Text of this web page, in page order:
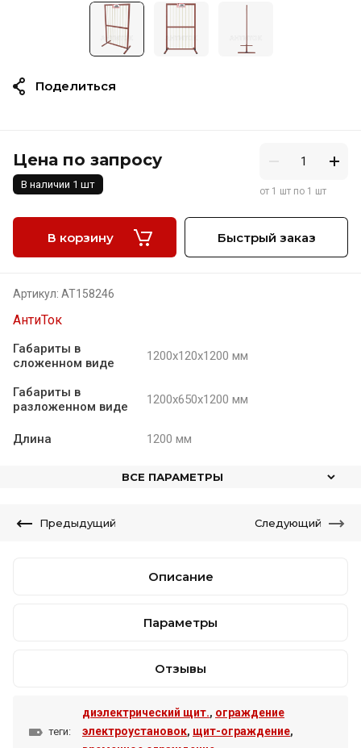
Цена по запросу
Щит вертикальный диэлектрический (с прутьями)
600х600х600
АнтиТок
от 1 шт по 1 шт
Цена по запросу
Щит вертикальный диэлектрический 600х800х600
Цена по запросу
Цена по запросу
В наличии 1 шт
от 1 шт по 1 шт
В корзину Быстрый заказ
Артикул: АТ158246
АнтиТок
Габариты в
сложенном виде
1200х120х1200 мм
Габариты в
разложенном виде
1200х650х1200 мм
Длина 1200 мм
ВСЕ ПАРАМЕТРЫ
Поделиться
Предыдущий Следующий
Описание
Параметры
Отзывы
теги:
диэлектрический щит., ограждение
электроустановок, щит-ограждение,